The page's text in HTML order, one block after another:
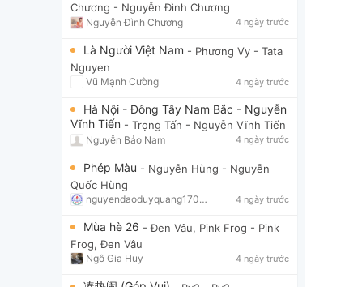
Chương - Nguyễn Đình Chương
Nguyễn Đình Chương 4 ngày trước
Là Người Việt Nam - Phương Vy - Tata
Nguyen
Vũ Mạnh Cường 4 ngày trước
Hà Nội - Đông Tây Nam Bắc - Nguyễn
Vĩnh Tiến - Trọng Tấn - Nguyễn Vĩnh Tiến
Nguyễn Bảo Nam 4 ngày trước
Phép Màu - Nguyễn Hùng - Nguyễn
Quốc Hùng
nguyendaoduyquang17021 4 ngày trước
Mùa hè 26 - Đen Vâu, Pink Frog - Pink
Frog, Đen Vâu
Ngô Gia Huy 4 ngày trước